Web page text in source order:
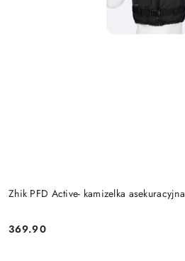
Zhik PFD Active- kamizelka asekuracyjna
Cena:
369.90